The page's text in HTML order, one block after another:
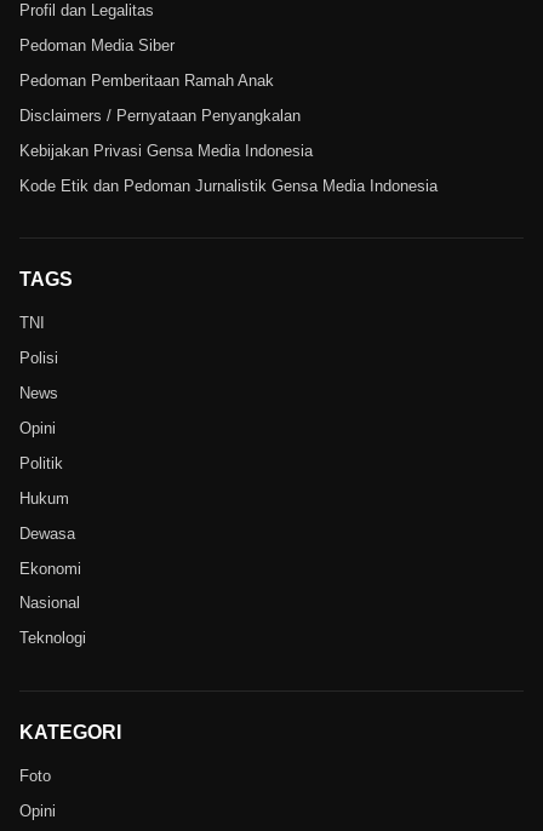
Profil dan Legalitas
Pedoman Media Siber
Pedoman Pemberitaan Ramah Anak
Disclaimers / Pernyataan Penyangkalan
Kebijakan Privasi Gensa Media Indonesia
Kode Etik dan Pedoman Jurnalistik Gensa Media Indonesia
TAGS
TNI
Polisi
News
Opini
Politik
Hukum
Dewasa
Ekonomi
Nasional
Teknologi
KATEGORI
Foto
Opini